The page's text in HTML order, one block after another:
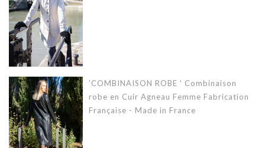
'COMBINAISON ROBE ' Combinaison
robe en Cuir Agneau Femme Fabrication
Française - Made in France